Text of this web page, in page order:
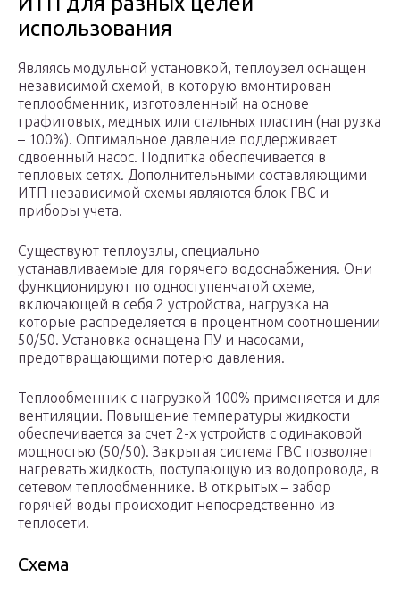
использования
Являясь модульной установкой, теплоузел оснащен
независимой схемой, в которую вмонтирован
теплообменник, изготовленный на основе
графитовых, медных или стальных пластин (нагрузка
– 100%). Оптимальное давление поддерживает
сдвоенный насос. Подпитка обеспечивается в
тепловых сетях. Дополнительными составляющими
ИТП независимой схемы являются блок ГВС и
приборы учета.
Существуют теплоузлы, специально
устанавливаемые для горячего водоснабжения. Они
функционируют по одноступенчатой схеме,
включающей в себя 2 устройства, нагрузка на
которые распределяется в процентном соотношении
50/50. Установка оснащена ПУ и насосами,
предотвращающими потерю давления.
Теплообменник с нагрузкой 100% применяется и для
вентиляции. Повышение температуры жидкости
обеспечивается за счет 2-х устройств с одинаковой
мощностью (50/50). Закрытая система ГВС позволяет
нагревать жидкость, поступающую из водопровода, в
сетевом теплообменнике. В открытых – забор
горячей воды происходит непосредственно из
теплосети.
Схема